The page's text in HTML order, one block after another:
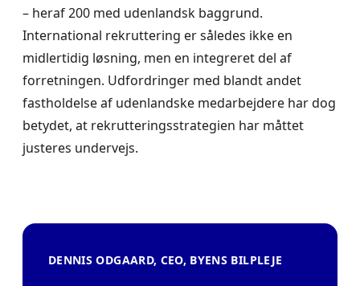
– heraf 200 med udenlandsk baggrund.
International rekruttering er således ikke en
midlertidig løsning, men en integreret del af
forretningen. Udfordringer med blandt andet
fastholdelse af udenlandske medarbejdere har dog
betydet, at rekrutteringsstrategien har måttet
justeres undervejs.
DENNIS ODGAARD, CEO, BYENS BILPLEJE